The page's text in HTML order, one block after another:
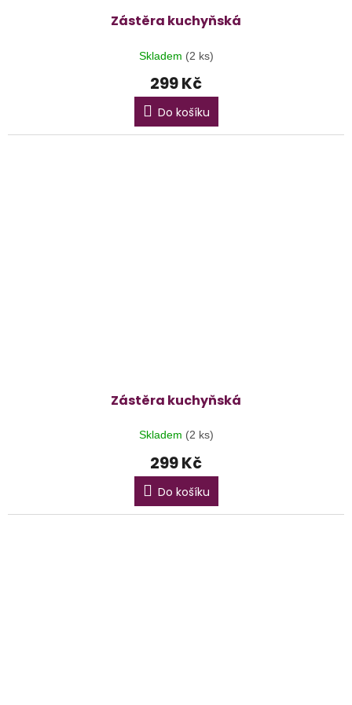
Zástěra kuchyňská
Skladem (2 ks)
299 Kč
Do košíku
Zástěra kuchyňská
Skladem (2 ks)
299 Kč
Do košíku